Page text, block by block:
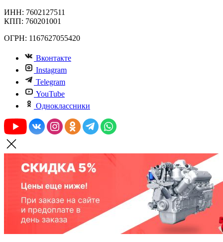
ИНН: 7602127511
КПП: 760201001
ОГРН: 1167627055420
Вконтакте
Instagram
Telegram
YouTube
Одноклассники